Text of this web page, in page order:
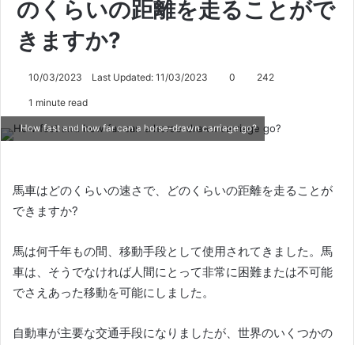
のくらいの距離を走ることがで
きますか?
10/03/2023 Last Updated: 11/03/2023 0 242
1 minute read
How fast and how far can a horse-drawn carriage go?
馬車はどのくらいの速さで、どのくらいの距離を走ることが
できますか?
馬は何千年もの間、移動手段として使用されてきました。 馬
車は、そうでなければ人間にとって非常に困難または不可能
でさえあった移動を可能にしました。
自動車が主要な交通手段になりましたが、世界のいくつかの